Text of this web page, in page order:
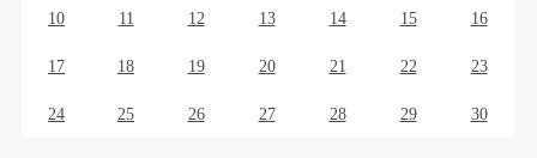
10 11 12 13 14 15 16
17 18 19 20 21 22 23
24 25 26 27 28 29 30